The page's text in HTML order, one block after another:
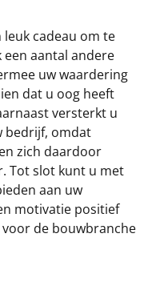
leuk cadeau om te
een aantal andere
uw waardering
dat u oog heeft
versterkt u
bedrijf, omdat
zich daardoor
Tot slot kunt u met
aan uw
motivatie positief
de bouwbranche